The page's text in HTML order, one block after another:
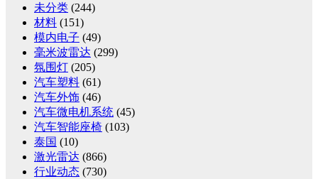
未分类 (244)
材料 (151)
模内电子 (49)
毫米波雷达 (299)
氛围灯 (205)
汽车塑料 (61)
汽车外饰 (46)
汽车微电机系统 (45)
汽车智能座椅 (103)
泰国 (10)
激光雷达 (866)
行业动态 (730)